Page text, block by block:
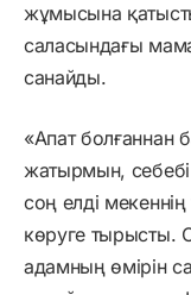
жұмысына
саласындағы
санайды.
«Апат болғаннан
жатырмын,
соң елді
көруге тырысты.
адамның өмірін